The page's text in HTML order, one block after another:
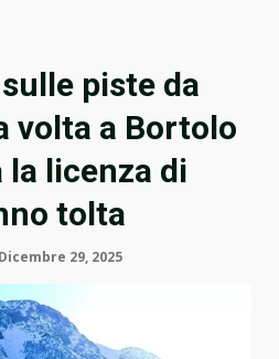
piste da
volta a Bortolo
la licenza di
tolta
Dicembre 29, 2025